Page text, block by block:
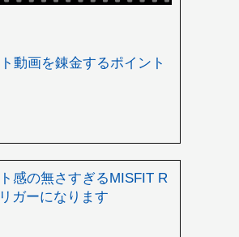
動画を錬金するポイント